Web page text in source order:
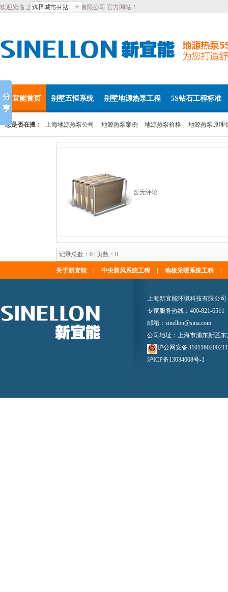
欢迎光临 上海新宜能环境科技有限公司 官方网站！
新宜能首页 别墅五恒系统 别墅地源热泵工程 5S钻石工程标准
加入我们
您是否在搜： 上海地源热泵公司 地源热泵案例 地源热泵价格 地源热泵原理
暂无评论
记录总数：0 | 页数：0
关于新宜能 中央新风系统工程 地板采暖系统工程
上海新宜能环境科技有限公司
专家服务热线：400-821-6511
邮箱：sinellon@sina.com
公司地址：上海市浦东新区东
沪公网安备
沪ICP备13034608号-1